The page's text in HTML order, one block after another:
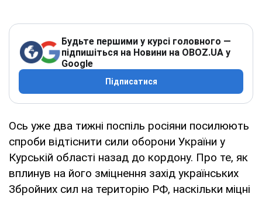
Будьте першими у курсі головного —
підпишіться на Новини на OBOZ.UA у
Google
Підписатися
Ось уже два тижні поспіль росіяни посилюють
спроби відтіснити сили оборони України у
Курській області назад до кордону. Про те, як
вплинув на його зміцнення захід українських
Збройних сил на територію РФ, наскільки міцні